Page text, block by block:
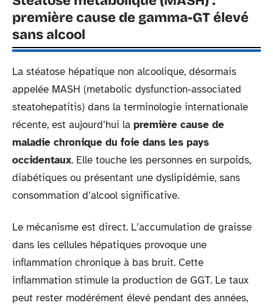
première cause de gamma-GT élevé
sans alcool
La stéatose hépatique non alcoolique, désormais
appelée MASH (metabolic dysfunction-associated
steatohepatitis) dans la terminologie internationale
récente, est aujourd’hui la première cause de
maladie chronique du foie dans les pays
occidentaux. Elle touche les personnes en surpoids,
diabétiques ou présentant une dyslipidémie, sans
consommation d’alcool significative.
Le mécanisme est direct. L’accumulation de graisse
dans les cellules hépatiques provoque une
inflammation chronique à bas bruit. Cette
inflammation stimule la production de GGT. Le taux
peut rester modérément élevé pendant des années,